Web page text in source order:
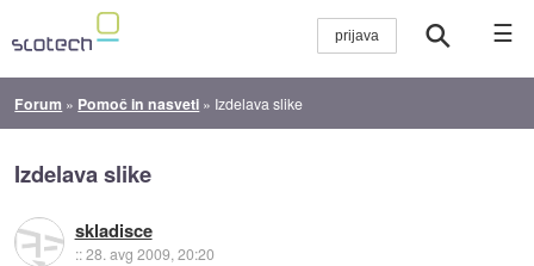
☰
Forum » Pomoč in nasveti » Izdelava slike
Izdelava slike
skladisce
::28. avg 2009, 20:20